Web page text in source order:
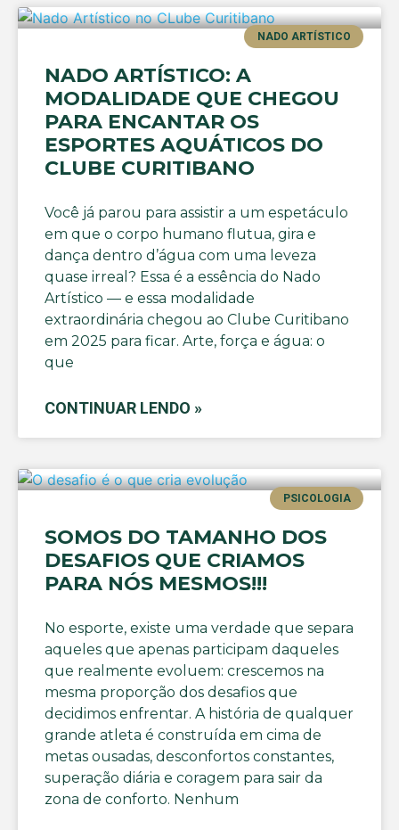
NADO ARTÍSTICO
NADO ARTÍSTICO: A
MODALIDADE QUE CHEGOU
PARA ENCANTAR OS
ESPORTES AQUÁTICOS DO
CLUBE CURITIBANO
Você já parou para assistir a um espetáculo
em que o corpo humano flutua, gira e
dança dentro d’água com uma leveza
quase irreal? Essa é a essência do Nado
Artístico — e essa modalidade
extraordinária chegou ao Clube Curitibano
em 2025 para ficar. Arte, força e água: o
que
CONTINUAR LENDO »
PSICOLOGIA
SOMOS DO TAMANHO DOS
DESAFIOS QUE CRIAMOS
PARA NÓS MESMOS!!!
No esporte, existe uma verdade que separa
aqueles que apenas participam daqueles
que realmente evoluem: crescemos na
mesma proporção dos desafios que
decidimos enfrentar. A história de qualquer
grande atleta é construída em cima de
metas ousadas, desconfortos constantes,
superação diária e coragem para sair da
zona de conforto. Nenhum